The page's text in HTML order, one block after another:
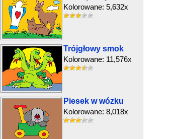
Kolorowane: 5,632x
Trójgłowy smok
Kolorowane: 11,576x
Piesek w wózku
Kolorowane: 8,018x